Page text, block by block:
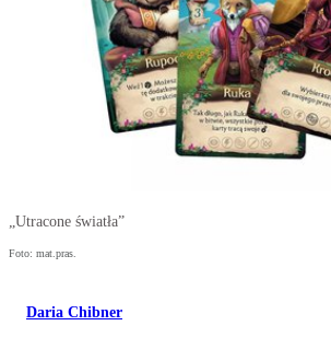
„Utracone światła”
Foto: mat.pras.
Daria Chibner